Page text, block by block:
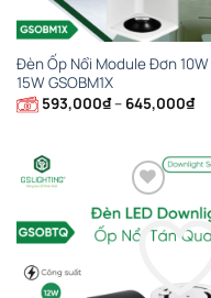
Đèn Ốp Nổi Module Đơn 10W
15W GSOBM1X
593,000₫– 645,000₫
giá: